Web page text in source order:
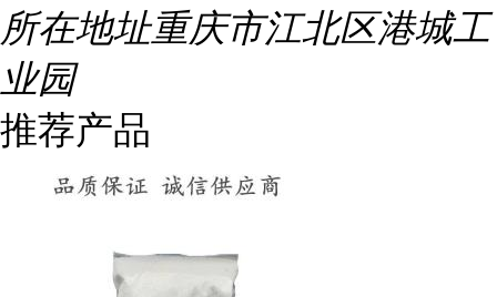
所在地址重庆市江北区港城工
业园
推荐产品